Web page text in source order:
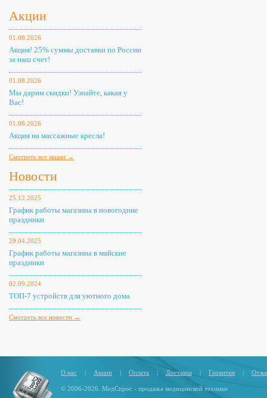
Акции
01.08.2026
Акция! 25% суммы доставки по России
за наш счет!
01.08.2026
Мы дарим скидки! Узнайте, какая у
Вас!
01.08.2026
Акция на массажные кресла!
Смотреть все акции →
Новости
25.12.2025
График работы магазина в новогодние
праздники
29.04.2025
График работы магазина в майские
праздники
02.09.2024
ТОП-7 устройств для уютного дома
Смотреть все новости →
О нас | Акции | Оплата | Доставка | Гарантия |
© 2006-2026. МедСпрос - продажа медицинской техники